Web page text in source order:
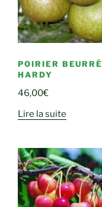
POIRIER BEURRÉ
HARDY
46,00€
Lire la suite